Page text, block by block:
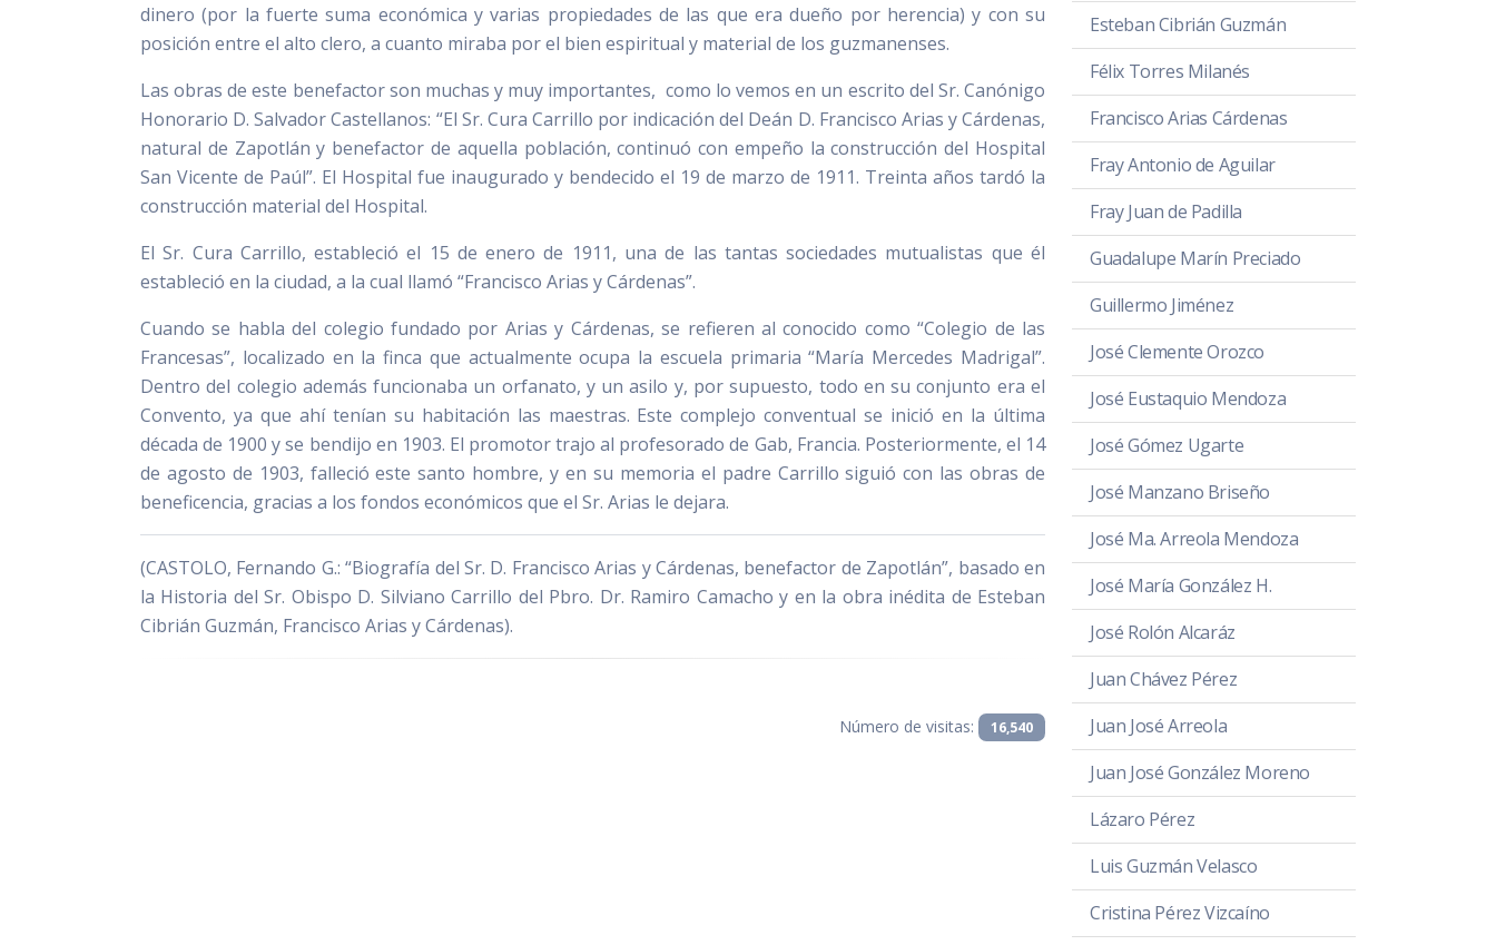
dinero (por la fuerte suma económica y varias propiedades de las que era dueño por herencia) y con su
posición entre el alto clero, a cuanto miraba por el bien espiritual y material de los guzmanenses.
Las obras de este benefactor son muchas y muy importantes, como lo vemos en un escrito del Sr. Canónigo
Honorario D. Salvador Castellanos: “El Sr. Cura Carrillo por indicación del Deán D. Francisco Arias y Cárdenas,
natural de Zapotlán y benefactor de aquella población, continuó con empeño la construcción del Hospital
San Vicente de Paúl”. El Hospital fue inaugurado y bendecido el 19 de marzo de 1911. Treinta años tardó la
construcción material del Hospital.
El Sr. Cura Carrillo, estableció el 15 de enero de 1911, una de las tantas sociedades mutualistas que él
estableció en la ciudad, a la cual llamó “Francisco Arias y Cárdenas”.
Cuando se habla del colegio fundado por Arias y Cárdenas, se refieren al conocido como “Colegio de las
Francesas”, localizado en la finca que actualmente ocupa la escuela primaria “María Mercedes Madrigal”.
Dentro del colegio además funcionaba un orfanato, y un asilo y, por supuesto, todo en su conjunto era el
Convento, ya que ahí tenían su habitación las maestras. Este complejo conventual se inició en la última
década de 1900 y se bendijo en 1903. El promotor trajo al profesorado de Gab, Francia. Posteriormente, el 14
de agosto de 1903, falleció este santo hombre, y en su memoria el padre Carrillo siguió con las obras de
beneficencia, gracias a los fondos económicos que el Sr. Arias le dejara.
(CASTOLO, Fernando G.: “Biografía del Sr. D. Francisco Arias y Cárdenas, benefactor de Zapotlán”, basado en
la Historia del Sr. Obispo D. Silviano Carrillo del Pbro. Dr. Ramiro Camacho y en la obra inédita de Esteban
Cibrián Guzmán, Francisco Arias y Cárdenas).
Número de visitas: 16,540
Esteban Cibrián Guzmán
Félix Torres Milanés
Francisco Arias Cárdenas
Fray Antonio de Aguilar
Fray Juan de Padilla
Guadalupe Marín Preciado
Guillermo Jiménez
José Clemente Orozco
José Eustaquio Mendoza
José Gómez Ugarte
José Manzano Briseño
José Ma. Arreola Mendoza
José María González H.
José Rolón Alcaráz
Juan Chávez Pérez
Juan José Arreola
Juan José González Moreno
Lázaro Pérez
Luis Guzmán Velasco
Cristina Pérez Vizcaíno